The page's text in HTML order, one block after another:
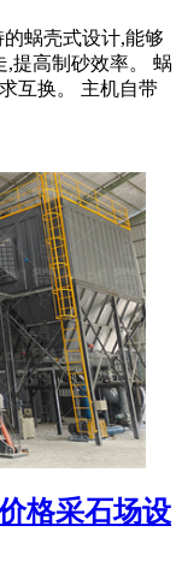
蜗壳式设计,能够
提高制砂效率。 蜗
互换。 主机自带
格采石场设